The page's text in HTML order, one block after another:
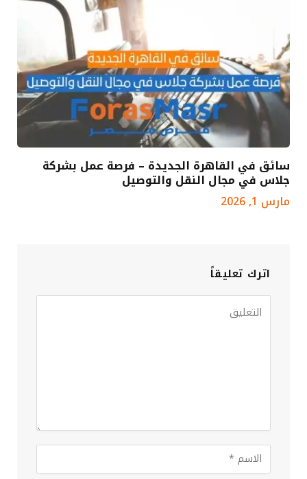
سائق في القاهرة الجديدة – فرصة عمل بشركة
جلاس في مجال النقل والتوصيل
مارس 1, 2026
اترك تعليقاً